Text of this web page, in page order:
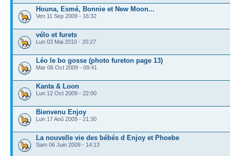
Houna, Esmé, Bonnie et New Moon...
Ven 11 Sep 2009 - 16:32
vélo et furets
Lun 03 Mai 2010 - 20:27
Léo le bo gosse (photo fureton page 13)
Mar 06 Oct 2009 - 09:41
Kanta & Loon
Lun 12 Oct 2009 - 22:00
Bienvenu Enjoy
Lun 17 Aoû 2009 - 21:30
La nouvelle vie des bébés d Enjoy et Phoebe
Sam 06 Juin 2009 - 14:13